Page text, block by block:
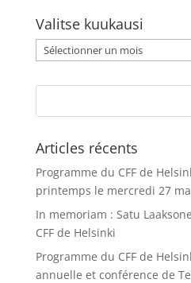
Valitse kuukausi
Valitse
kuukausi
Articles récents
Programme du CFF de
printemps le mercredi 27
In memoriam : Satu
CFF de Helsinki
Programme du CFF de
annuelle et conférence de